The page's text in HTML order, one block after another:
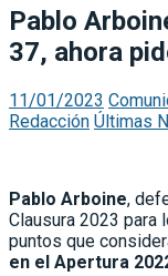
Pablo
37, ahora
11/01/2023
Redacción Últimas
Pablo Arboine,
Clausura 2023 para
puntos que
en el Apertura